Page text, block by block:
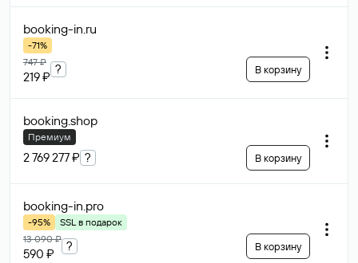
booking-in.ru
-71%
747 ₽
219 ₽
? В корзину
booking.shop
Премиум
2 769 277 ₽ ? В корзину
booking-in.pro
-95%
SSL в подарок
13 090 ₽
590 ₽
? В корзину